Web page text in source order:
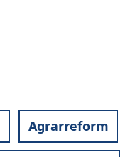
Agrarreform